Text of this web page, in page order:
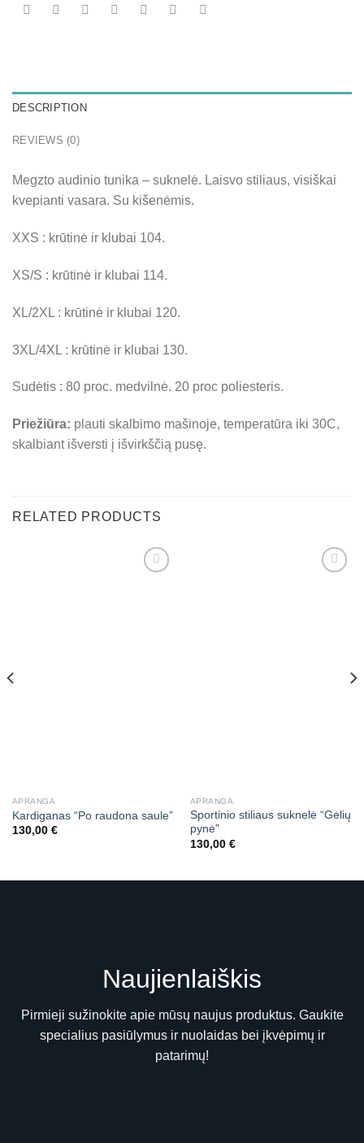
DESCRIPTION
REVIEWS (0)
Megzto audinio tunika – suknelė. Laisvo stiliaus, visiškai
kvepianti vasara. Su kišenėmis.
XXS : krūtinė ir klubai 104.
XS/S : krūtinė ir klubai 114.
XL/2XL : krūtinė ir klubai 120.
3XL/4XL : krūtinė ir klubai 130.
Sudėtis : 80 proc. medvilnė. 20 proc poliesteris.
Priežiūra: plauti skalbimo mašinoje, temperatūra iki 30C,
skalbiant išversti į išvirkščią pusę.
RELATED PRODUCTS
APRANGA
Kardiganas “Po raudona saule”
130,00 €
APRANGA
Sportinio stiliaus suknelė “Gėlių
pynė”
130,00 €
Naujienlaiškis
Pirmieji sužinokite apie mūsų naujus produktus. Gaukite
specialius pasiūlymus ir nuolaidas bei įkvėpimų ir
patarimų!